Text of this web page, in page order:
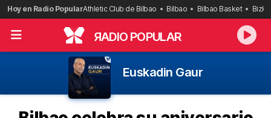
Saltar
al
contenido
Hoy en Radio PopularAthletic Club de Bilbao Bilbao Bilbao Basket
RADIO POPULAR
Euskadin Gaur